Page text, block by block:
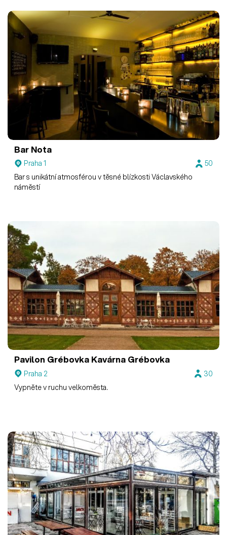
Bar Nota
Praha 1
50
Bar s unikátní atmosférou v těsné blízkosti Václavského
náměstí
Pavilon Grébovka Kavárna Grébovka
Praha 2
30
Vypněte v ruchu velkoměsta.